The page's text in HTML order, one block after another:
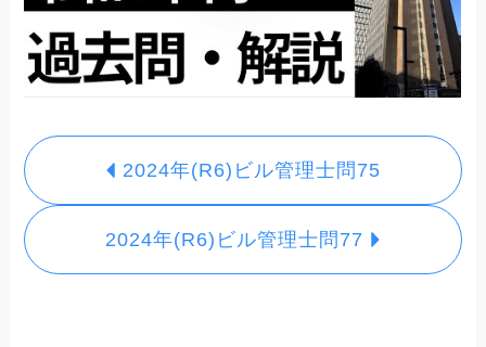
2024年(R6)ビル管理士問75
2024年(R6)ビル管理士問77